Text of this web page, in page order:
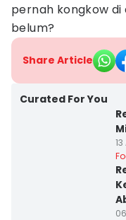
pernah kongkow
belum?
Share Article
Curated For You